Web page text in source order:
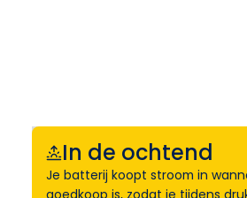
In de ochtend
Je batterij koopt stroom in